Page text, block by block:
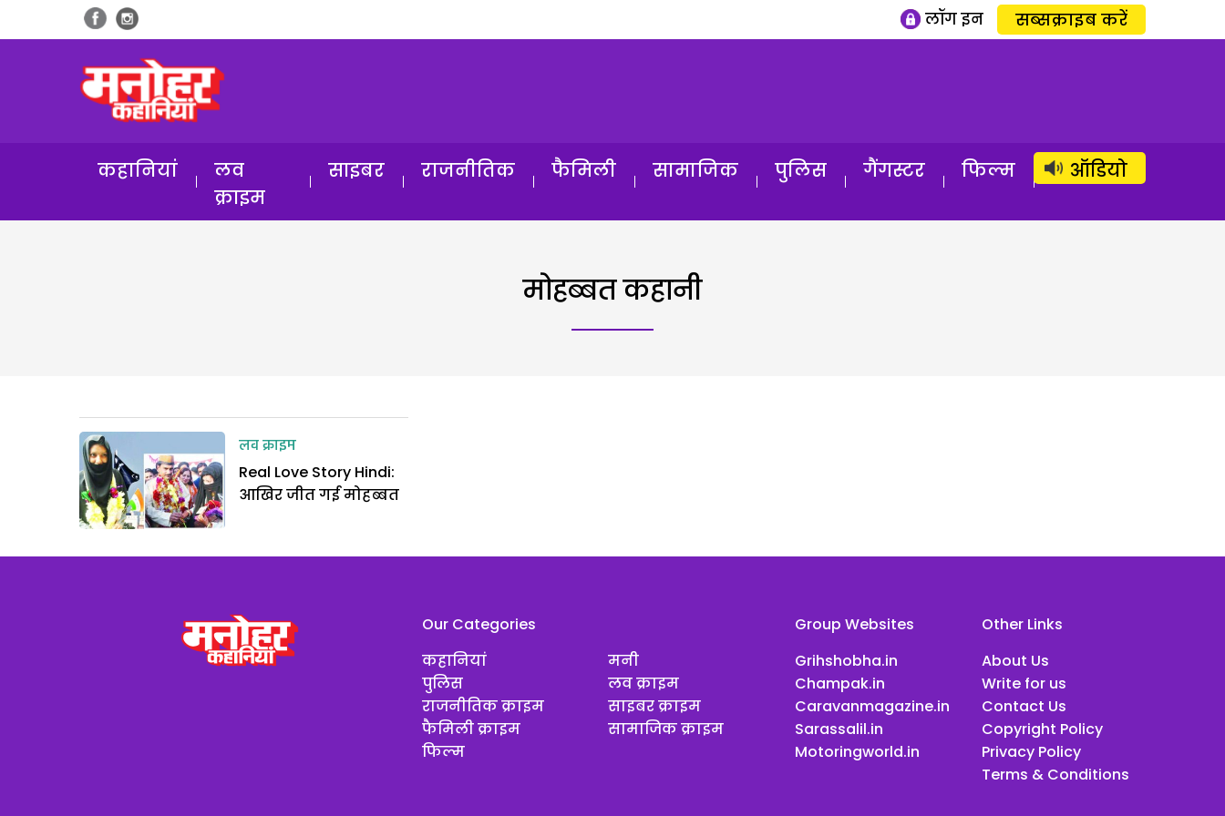
लॉग इन सब्सक्राइब करें
कहानियां
लव
क्राइम
साइबर राजनीतिक फैमिली सामाजिक पुलिस गैंगस्टर फिल्म ऑडियो
मोहब्बत कहानी
लव क्राइम
Real Love Story Hindi:
आखिर जीत गई मोहब्बत
Our Categories
कहानियां
पुलिस
राजनीतिक क्राइम
फैमिली क्राइम
फिल्म
मनी
लव क्राइम
साइबर क्राइम
सामाजिक क्राइम
Group Websites
Grihshobha.in
Champak.in
Caravanmagazine.in
Sarassalil.in
Motoringworld.in
Other Links
About Us
Write for us
Contact Us
Copyright Policy
Privacy Policy
Terms & Conditions